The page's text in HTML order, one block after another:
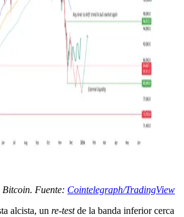
Bitcoin. Fuente: Cointelegraph/TradingView
alcista, un re-testde la banda inferior cerca